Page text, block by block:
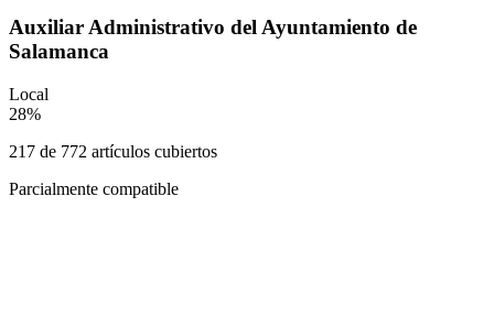
Auxiliar Administrativo del Ayuntamiento de
Salamanca
Local
28%
217 de 772 artículos cubiertos
Parcialmente compatible